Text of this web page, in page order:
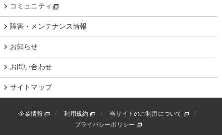
コミュニティ
障害・メンテナンス情報
お知らせ
お問い合わせ
サイトマップ
企業情報 利用規約
当サイトのご利用について
プライバシーポリシー